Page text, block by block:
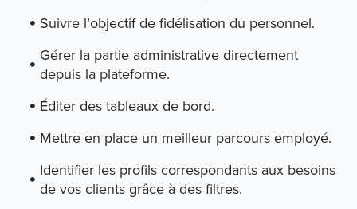
Suivre l’objectif de fidélisation du personnel.
Gérer la partie administrative directement
depuis la plateforme.
Éditer des tableaux de bord.
Mettre en place un meilleur parcours employé.
Identifier les profils correspondants aux besoins
de vos clients grâce à des filtres.